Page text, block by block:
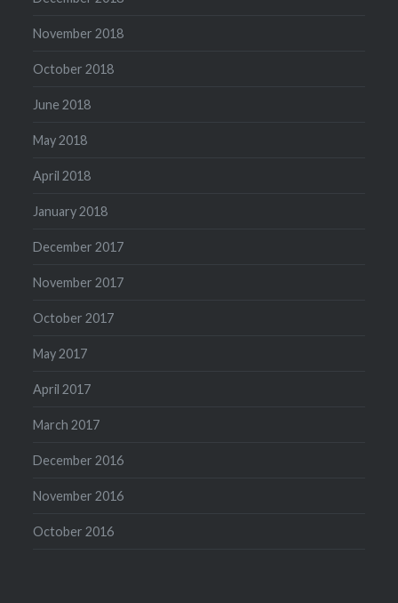
November 2018
October 2018
June 2018
May 2018
April 2018
January 2018
December 2017
November 2017
October 2017
May 2017
April 2017
March 2017
December 2016
November 2016
October 2016